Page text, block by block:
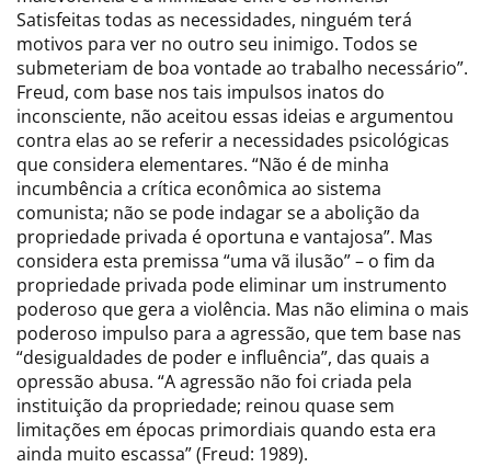
Satisfeitas todas as necessidades, ninguém terá
motivos para ver no outro seu inimigo. Todos se
submeteriam de boa vontade ao trabalho necessário”.
Freud, com base nos tais impulsos inatos do
inconsciente, não aceitou essas ideias e argumentou
contra elas ao se referir a necessidades psicológicas
que considera elementares. “Não é de minha
incumbência a crítica econômica ao sistema
comunista; não se pode indagar se a abolição da
propriedade privada é oportuna e vantajosa”. Mas
considera esta premissa “uma vã ilusão” – o fim da
propriedade privada pode eliminar um instrumento
poderoso que gera a violência. Mas não elimina o mais
poderoso impulso para a agressão, que tem base nas
“desigualdades de poder e influência”, das quais a
opressão abusa. “A agressão não foi criada pela
instituição da propriedade; reinou quase sem
limitações em épocas primordiais quando esta era
ainda muito escassa” (Freud: 1989).